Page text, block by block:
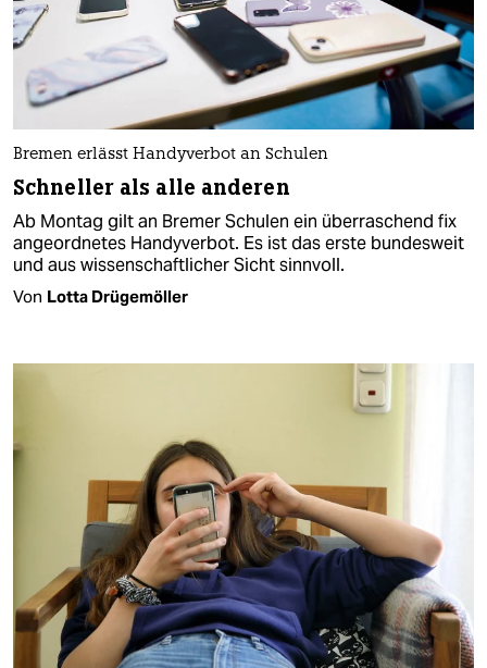
Bremen erlässt Handyverbot an Schulen
Schneller als alle anderen
Ab Montag gilt an Bremer Schulen ein überraschend fix
angeordnetes Handyverbot. Es ist das erste bundesweit
und aus wissenschaftlicher Sicht sinnvoll.
Von Lotta Drügemöller